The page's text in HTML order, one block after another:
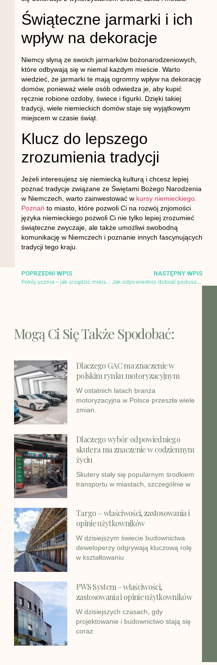
Świąteczne jarmarki i ich
wpływ na dekoracje
Niemcy słyną ze swoich jarmarków bożonarodzeniowych,
które odbywają się w niemal każdym mieście. Warto
wiedzieć, że jarmarki te mają ogromny wpływ na dekorację
domów, ponieważ wiele osób odwiedza je, aby kupić
ręcznie robione ozdoby, świece i figurki. Dzięki takiej
tradycji, wiele niemieckich domów staje się wyjątkowym
miejscem w czasie świąt.
Klucz do lepszego
zrozumienia tradycji
Jeżeli interesujesz się niemiecką kulturą i chcesz lepiej
poznać tradycje związane ze Świętami Bożego Narodzenia
w Niemczech, warto zainwestować w kursy niemieckiego.
Poznań to miasto, które pozwoli Ci na rozwój znjomości
języka niemieckiego pozwoli Ci nie tylko lepiej zrozumieć
świąteczne zwyczaje, ale także umożliwi swobodną
komunikację w Niemczech i poznanie innych fascynujących
tradycji tego kraju.
POPRZEDNI WPIS
Pokój ucznia – jak urządzić miejsce do nauki dla dziecka?
NASTĘPNY WPIS
Jak odpowiednio dobrać poduszki do pomieszczenia?
Mogą Ci Się Także Spodobać:
Dlaczego GAC ma znaczenie w
polskim rynku motoryzacyjnym
W ostatnich latach branża
motoryzacyjna w Polsce przeszła wiele
zmian.
Dlaczego wybór odpowiedniego
skutera ma znaczenie w codziennym
życiu
Skutery stały się popularnym środkiem
transportu w miastach, szczególnie w
Targo – właściwości, zastosowania i
opinie użytkowników
W dzisiejszym świecie budownictwa
deweloperzy odgrywają kluczową rolę
w kształtowaniu
PWS System – właściwości,
zastosowania i opinie użytkowników
W dzisiejszych czasach, gdy
projektowanie i budownictwo stają się
coraz